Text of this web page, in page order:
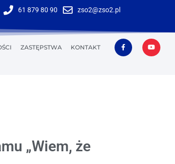
61 879 80 90 zso2@zso2.pl
ZASTĘPSTWA KONTAKT
„Wiem, że